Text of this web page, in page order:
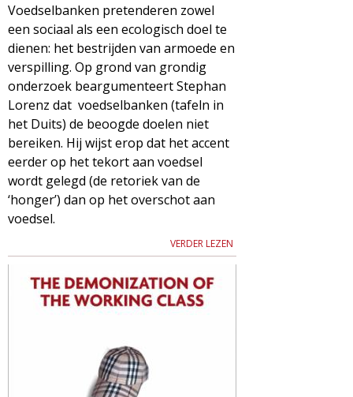
Voedselbanken pretenderen zowel
een sociaal als een ecologisch doel te
dienen: het bestrijden van armoede en
verspilling. Op grond van grondig
onderzoek beargumenteert Stephan
Lorenz dat voedselbanken (tafeln in
het Duits) de beoogde doelen niet
bereiken. Hij wijst erop dat het accent
eerder op het tekort aan voedsel
wordt gelegd (de retoriek van de
‘honger’) dan op het overschot aan
voedsel.
VERDER LEZEN